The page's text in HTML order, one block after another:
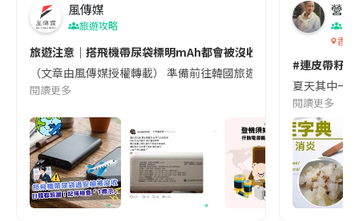
風傳媒
旅遊攻略
旅遊注意｜搭飛機帶尿袋標明mAh都會被沒收😱出發前切記檢查
（文章由風傳媒授權轉載） 準備前往韓國旅遊的民眾，近期要
閱讀更多
營養
香港
#連皮帶籽
夏天其中一
閱讀更多